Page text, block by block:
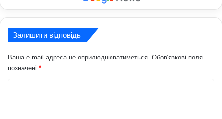
Залишити відповідь
Ваша e-mail адреса не оприлюднюватиметься. Обов’язкові поля
позначені *